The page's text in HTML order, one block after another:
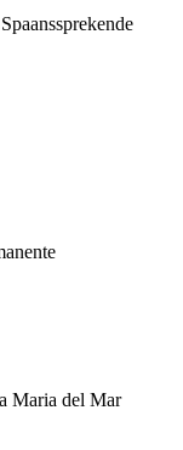
Maria del Mar